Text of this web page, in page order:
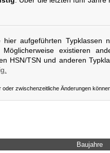
aufgeführten Typklassen
existieren
HSN/TSN und anderen
oder zwischenzeitliche Änderungen
Baujahre